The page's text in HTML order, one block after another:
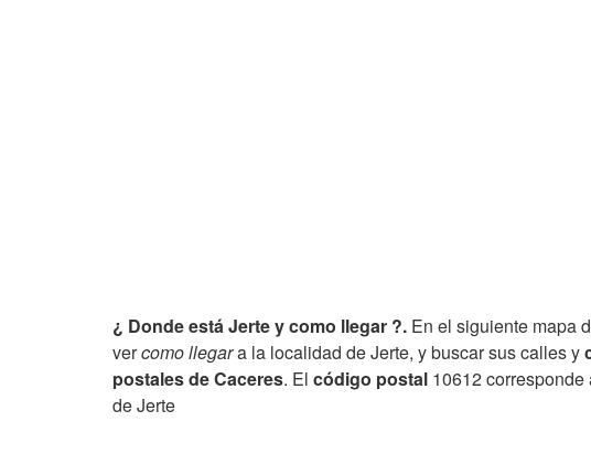
¿ Donde está Jerte y como llegar ?. En el siguiente mapa
vercomo llegara la localidad de Jerte, y buscar sus calles y
postales de Caceres. El código postal 10612
de Jerte